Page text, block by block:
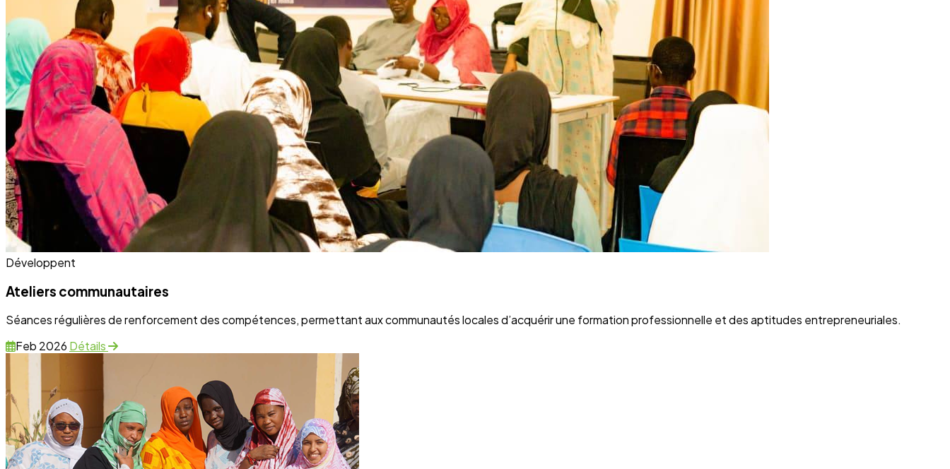
Développent
Ateliers communautaires
Séances régulières de renforcement des compétences, permettant aux communautés locales d’acquérir une formation professionnelle et des aptitudes entrepreneuriales.
Feb 2026 Détails